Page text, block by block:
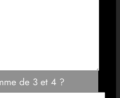
de 3 et 4 ?